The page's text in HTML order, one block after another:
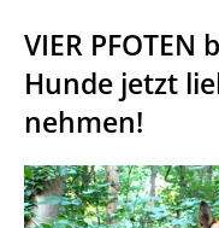
VIER
Hunde jetzt
nehmen!